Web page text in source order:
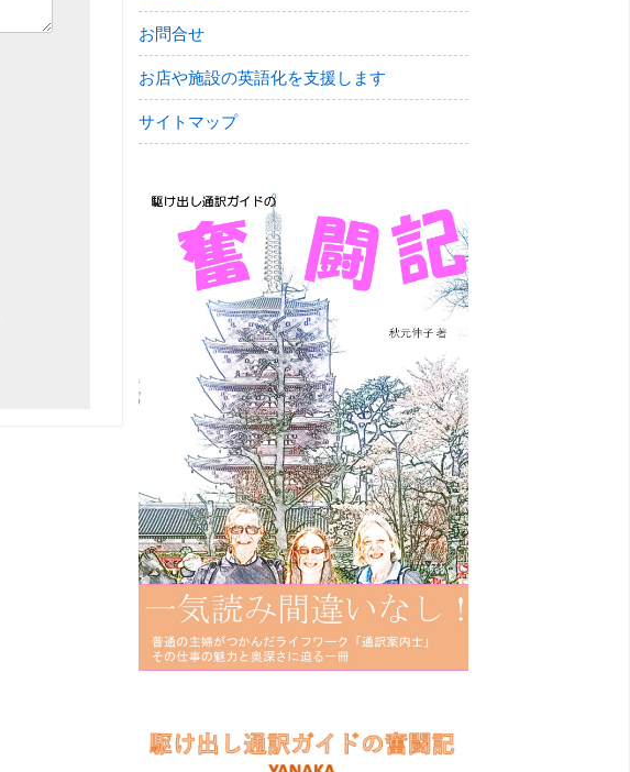
お問合せ
お店や施設の英語化を支援します
サイトマップ